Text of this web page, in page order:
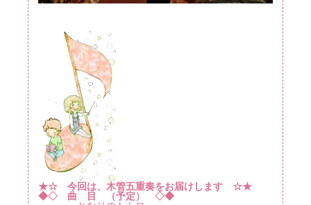
★☆ 今回は、木管五重奏をお届けします ☆★
◆◇ 曲 目 （予定） ◇◆